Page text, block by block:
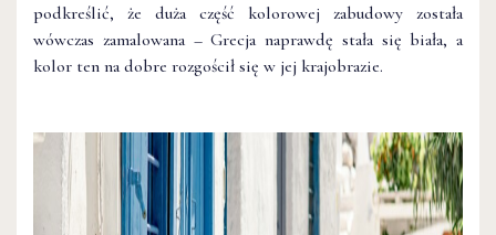
podkreślić, że duża część kolorowej zabudowy została
wówczas zamalowana – Grecja naprawdę stała się biała, a
kolor ten na dobre rozgościł się w jej krajobrazie.